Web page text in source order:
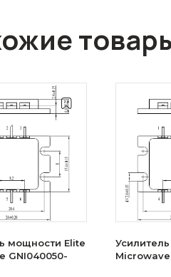
мощности Elite
GNI040050-
Microwave